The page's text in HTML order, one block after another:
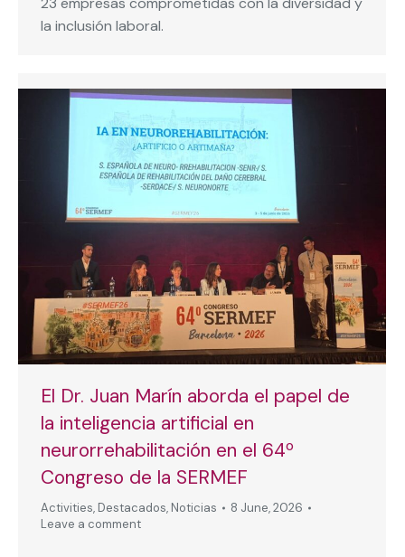
la inclusión laboral.
El Dr. Juan Marín aborda el papel de
la inteligencia artificial en
neurorrehabilitación en el 64º
Congreso de la SERMEF
Activities, Destacados, Noticias
8 June, 2026
Leave a comment